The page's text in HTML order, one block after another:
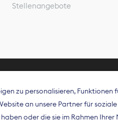
Stellenangebote
Der Bundesverband
Spitzenorganisation die
Deutschland und auf EU-
zu personalisieren,
an unsere Partner für
oder die sie im Rahmen